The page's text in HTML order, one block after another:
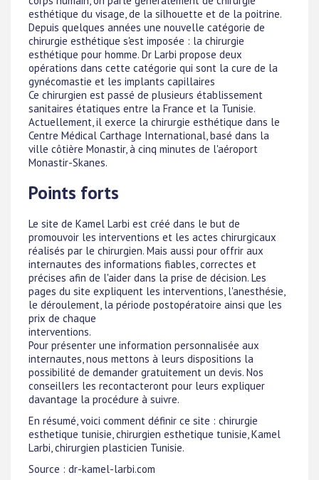
esthétique du visage, de la silhouette et de la poitrine.
Depuis quelques années une nouvelle catégorie de
chirurgie esthétique s'est imposée : la chirurgie
esthétique pour homme. Dr Larbi propose deux
opérations dans cette catégorie qui sont la cure de la
gynécomastie et les implants capillaires
Ce chirurgien est passé de plusieurs établissement
sanitaires étatiques entre la France et la Tunisie.
Actuellement, il exerce la chirurgie esthétique dans le
Centre Médical Carthage International, basé dans la
ville côtière Monastir, à cinq minutes de l'aéroport
Monastir-Skanes.
Points forts
Le site de Kamel Larbi est créé dans le but de
promouvoir les interventions et les actes chirurgicaux
réalisés par le chirurgien. Mais aussi pour offrir aux
internautes des informations fiables, correctes et
précises afin de l'aider dans la prise de décision. Les
pages du site expliquent les interventions, l'anesthésie,
le déroulement, la période postopératoire ainsi que les
prix de chaque
interventions.
Pour présenter une information personnalisée aux
internautes, nous mettons à leurs dispositions la
possibilité de demander gratuitement un devis. Nos
conseillers les recontacteront pour leurs expliquer
davantage la procédure à suivre.
En résumé, voici comment définir ce site : chirurgie
esthetique tunisie, chirurgien esthetique tunisie, Kamel
Larbi, chirurgien plasticien Tunisie.
Source : dr-kamel-larbi.com